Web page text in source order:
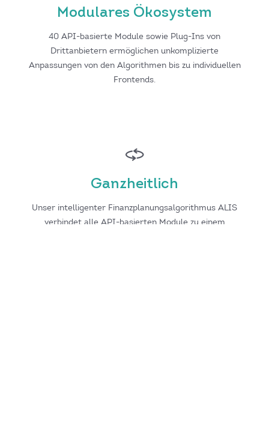
Modulares Ökosystem
40 API-basierte Module sowie Plug-Ins von
Drittanbietern ermöglichen unkomplizierte
Anpassungen von den Algorithmen bis zu individuellen
Frontends.
Ganzheitlich
Unser intelligenter Finanzplanungsalgorithmus ALIS
verbindet alle API-basierten Module zu einem